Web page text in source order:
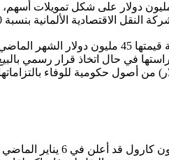
هوغان أن الجزء الأهم من محرك النمو هذا العام سيكون زيادة حصة الشركة في إير برلين بنسبة 25%، التي
ويذكر أن الناقلة الإماراتية، التي سجلت أول أرباح سنوية متكاملة لها هذا العام، تمتلك حصة
لينغوس، مضيفة أن جميع المقاربات ستتم دراستها في حال
ومن ناحيته قال ديكلان كيرني المتحدث باسم إير لينغوس إن